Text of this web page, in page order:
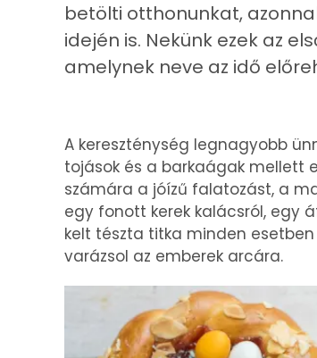
betölti otthonunkat,
idején is. Nekünk ezek az
amelynek neve az idő
A kereszténység legnagyobb
tojások és a barkaágak mellett
számára a jóízű falatozást, a
egy fonott kerek kalácsról, egy
kelt tészta titka minden
varázsol az emberek arcára.